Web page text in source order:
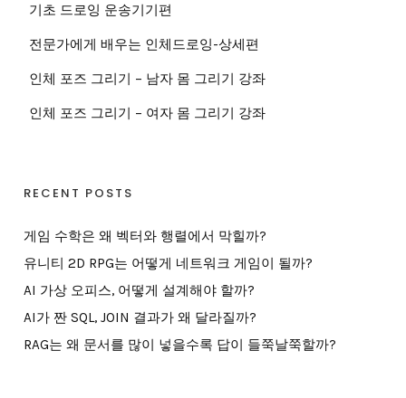
기초 드로잉 운송기기편
전문가에게 배우는 인체드로잉-상세편
인체 포즈 그리기 – 남자 몸 그리기 강좌
인체 포즈 그리기 – 여자 몸 그리기 강좌
RECENT POSTS
게임 수학은 왜 벡터와 행렬에서 막힐까?
유니티 2D RPG는 어떻게 네트워크 게임이 될까?
AI 가상 오피스, 어떻게 설계해야 할까?
AI가 짠 SQL, JOIN 결과가 왜 달라질까?
RAG는 왜 문서를 많이 넣을수록 답이 들쭉날쭉할까?